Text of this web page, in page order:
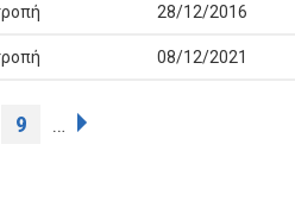
28/12/2016
08/12/2021
9 …